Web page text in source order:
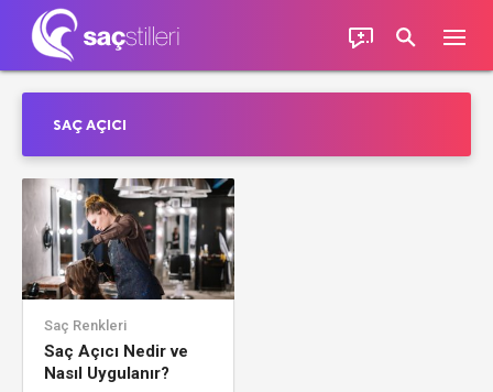
SAÇ AÇICI
Saç Renkleri
Saç Açıcı Nedir ve
Nasıl Uygulanır?